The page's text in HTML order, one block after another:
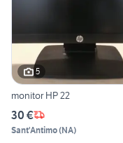
5
monitor HP 22
30 €
Sant'Antimo(NA)